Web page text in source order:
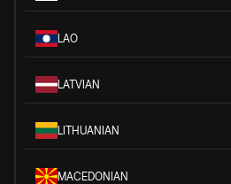
LAO
LATVIAN
LITHUANIAN
MACEDONIAN